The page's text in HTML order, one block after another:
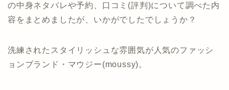
の中身ネタバレや予約、口コミ(評判)について調べた内
容をまとめましたが、いかがでしたでしょうか？
洗練されたスタイリッシュな雰囲気が人気のファッシ
ョンブランド・マウジー(moussy)。